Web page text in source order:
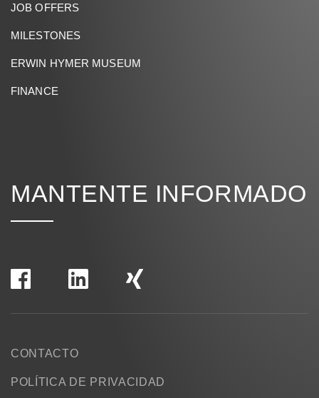
JOB OFFERS
MILESTONES
ERWIN HYMER MUSEUM
FINANCE
MANTENTE INFORMADO
CONTACTO
POLÍTICA DE PRIVACIDAD